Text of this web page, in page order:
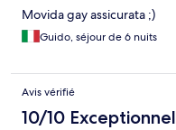
Movida gay assicurata ;)
Guido, séjour de 6 nuits
Avis vérifié
10/10 Exceptionnel